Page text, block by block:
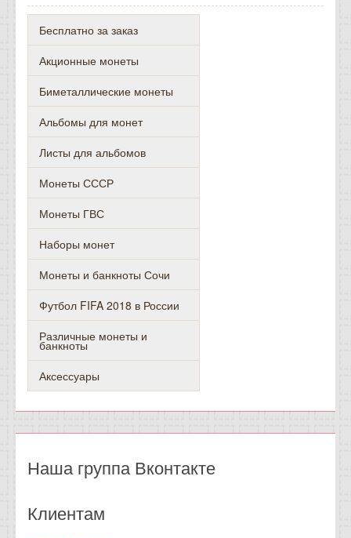
Бесплатно за заказ
Акционные монеты
Биметаллические монеты
Альбомы для монет
Листы для альбомов
Монеты СССР
Монеты ГВС
Наборы монет
Монеты и банкноты Сочи
Футбол FIFA 2018 в России
Различные монеты и
банкноты
Аксессуары
Наша группа Вконтакте
Клиентам